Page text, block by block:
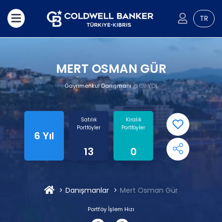
TR
MERT OSMAN GÜR
Gayrimenkul Danışmanı@CB YOL
6 Yıl
Satılık
Portföyler
13
Kiralık
Portföyler
0
Danışmanlar Mert Osman Gür
Portföy İşlem Hızı